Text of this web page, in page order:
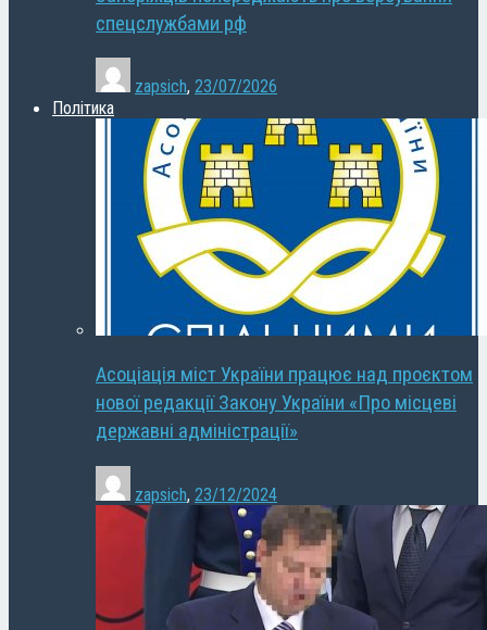
спецслужбами рф
zapsich, 23/07/2026
Політика
Асоціація міст України працює над проєктом
нової редакції Закону України «Про місцеві
державні адміністрації»
zapsich, 23/12/2024